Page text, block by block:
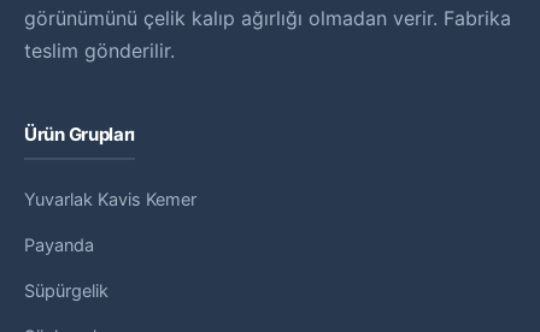
görünümünü çelik kalıp ağırlığı olmadan verir. Fabrika
teslim gönderilir.
Ürün Grupları
Yuvarlak Kavis Kemer
Payanda
Süpürgelik